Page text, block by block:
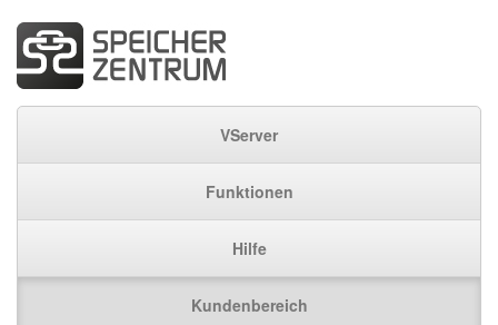
VServer
Funktionen
Hilfe
Kundenbereich